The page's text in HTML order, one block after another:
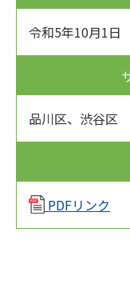
令和5年10月1日
品川区、渋谷区
PDFリンク